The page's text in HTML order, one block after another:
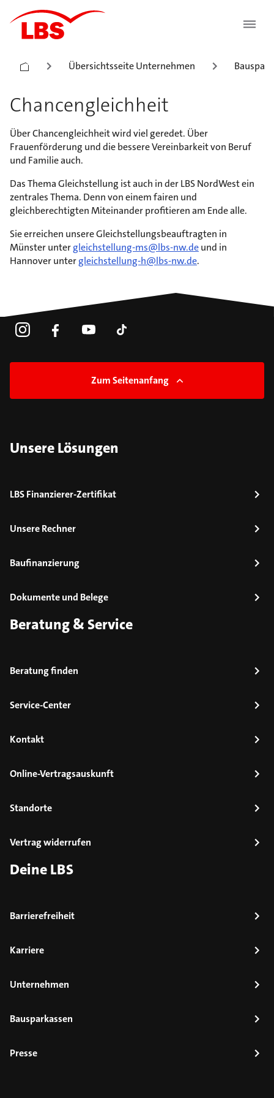
Übersichtsseite Unternehmen
Chancengleichheit
Über Chancengleichheit wird viel geredet. Über
Frauenförderung und die bessere Vereinbarkeit von Beruf
und Familie auch.
Das Thema Gleichstellung ist auch in der LBS NordWest ein
zentrales Thema. Denn von einem fairen und
gleichberechtigten Miteinander profitieren am Ende alle.
Sie erreichen unsere Gleichstellungsbeauftragten in
Münster untergleichstellung-ms@lbs-nw.deund in
Hannover untergleichstellung-h@lbs-nw.de.
Zum Seitenanfang
Unsere Lösungen
LBS Finanzierer-Zertifikat
Unsere Rechner
Baufinanzierung
Dokumente und Belege
Beratung & Service
Beratung finden
Service-Center
Kontakt
Online-Vertragsauskunft
Standorte
Vertrag widerrufen
Deine LBS
Barrierefreiheit
Karriere
Unternehmen
Bausparkassen
Presse